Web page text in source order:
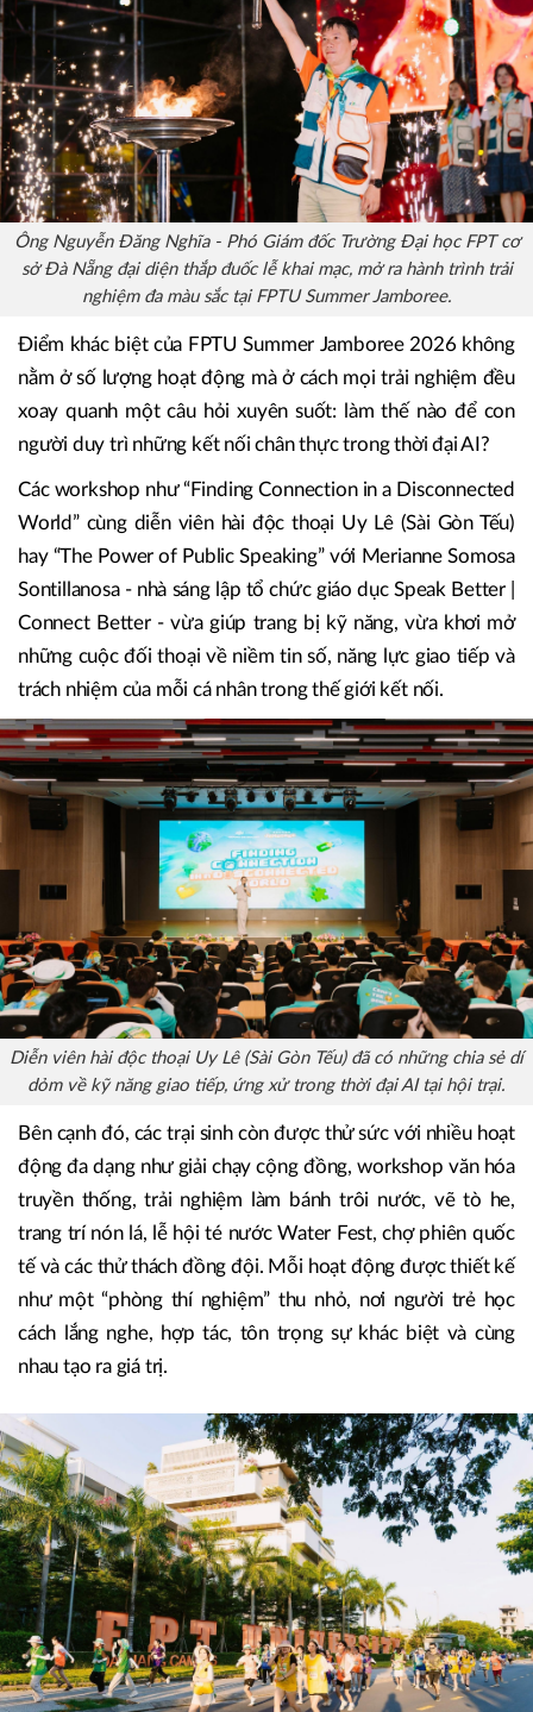
Ông Nguyễn Đăng Nghĩa - Phó Giám đốc Trường Đại học FPT cơ
sở Đà Nẵng đại diện thắp đuốc lễ khai mạc, mở ra hành trình trải
nghiệm đa màu sắc tại FPTU Summer Jamboree.
Điểm khác biệt của FPTU Summer Jamboree 2026 không
nằm ở số lượng hoạt động mà ở cách mọi trải nghiệm đều
xoay quanh một câu hỏi xuyên suốt: làm thế nào để con
người duy trì những kết nối chân thực trong thời đại AI?
Các workshop như “Finding Connection in a Disconnected
World” cùng diễn viên hài độc thoại Uy Lê (Sài Gòn Tếu)
hay “The Power of Public Speaking” với Merianne Somosa
Sontillanosa - nhà sáng lập tổ chức giáo dục Speak Better |
Connect Better - vừa giúp trang bị kỹ năng, vừa khơi mở
những cuộc đối thoại về niềm tin số, năng lực giao tiếp và
trách nhiệm của mỗi cá nhân trong thế giới kết nối.
Diễn viên hài độc thoại Uy Lê (Sài Gòn Tếu) đã có những chia sẻ dí
dỏm về kỹ năng giao tiếp, ứng xử trong thời đại AI tại hội trại.
Bên cạnh đó, các trại sinh còn được thử sức với nhiều hoạt
động đa dạng như giải chạy cộng đồng, workshop văn hóa
truyền thống, trải nghiệm làm bánh trôi nước, vẽ tò he,
tế và các thử thách đồng đội. Mỗi hoạt động được thiết kế
như một “phòng thí nghiệm” thu nhỏ, nơi người trẻ học
cách lắng nghe, hợp tác, tôn trọng sự khác biệt và cùng
nhau tạo ra giá trị.